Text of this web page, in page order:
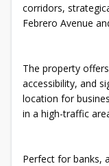
corridors,
Febrero Avenue
The property
accessibility, and
location for
in a high-traffic
Perfect for banks,